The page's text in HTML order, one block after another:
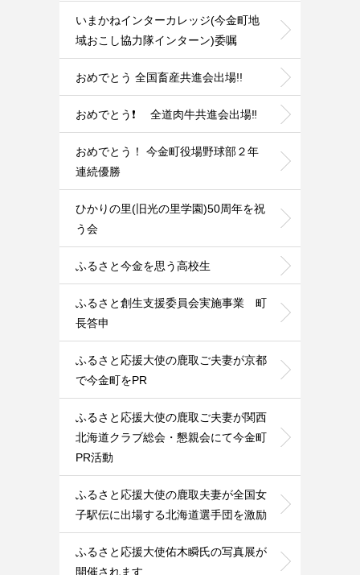
いまかねインターカレッジ(今金町地
域おこし協力隊インターン)委嘱
おめでとう 全国畜産共進会出場!!
おめでとう❗ 全道肉牛共進会出場‼️
おめでとう！ 今金町役場野球部２年
連続優勝
ひかりの里(旧光の里学園)50周年を祝
う会
ふるさと今金を思う高校生
ふるさと創生支援委員会実施事業 町
長答申
ふるさと応援大使の鹿取ご夫妻が京都
で今金町をPR
ふるさと応援大使の鹿取ご夫妻が関西
北海道クラブ総会・懇親会にて今金町
PR活動
ふるさと応援大使の鹿取夫妻が全国女
子駅伝に出場する北海道選手団を激励
ふるさと応援大使佑木瞬氏の写真展が
開催されます